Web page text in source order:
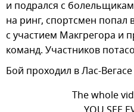
и подрался с
на ринг, спортсмен попал
с участием Макгрегора и
команд. Участников
Бой проходил в Лас-
The whole